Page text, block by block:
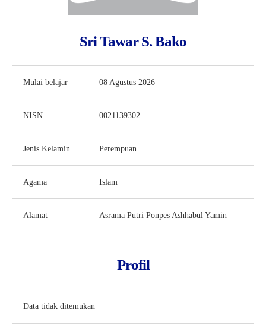
Sri Tawar S. Bako
Mulai belajar 08 Agustus 2026
NISN 0021139302
Jenis Kelamin Perempuan
Agama Islam
Alamat Asrama Putri Ponpes Ashhabul Yamin
Profil
Data tidak ditemukan